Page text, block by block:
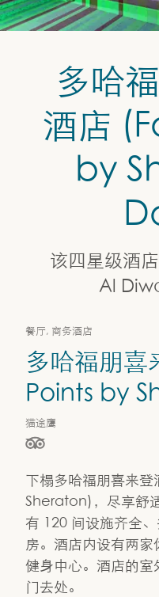
卡塔尔住宿
多哈福朋喜来登酒店
多哈
酒店
by
该四星级酒
Al
餐厅, 商务酒店
多哈福朋喜
Points by
猫途鹰
星级（按 5 星制评分）
下榻多哈福朋喜来
Sheraton)，尽享舒
有 120 间设施齐全
房。酒店内设有两
健身中心。酒店的
门去处。